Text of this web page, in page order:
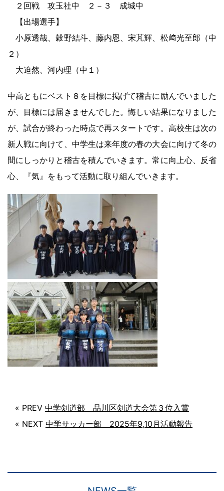
２回戦 攻玉社中 ２－３ 成城中
【出場選手】
小原透哉、穀野結斗、藤内恩、宋芃輝、松﨑光至郎（中
２）
大迫然、河内理（中１）
中高ともにベスト８を目標に掲げて稽古に励んでいました
が、目標には届きませんでした。悔しい結果になりました
が、試合が終わった時点で再スタートです。高校生は次の
新人戦に向けて、中学生は来年度の春の大会に向けて冬の
間にしっかりと稽古を積んでいきます。常に向上心、反省
心、『気』をもって活動に取り組んでいきます。
« PREV 中学剣道部 品川区剣道大会第３位入賞
« NEXT 中学サッカー部 2025年9,10月活動報告